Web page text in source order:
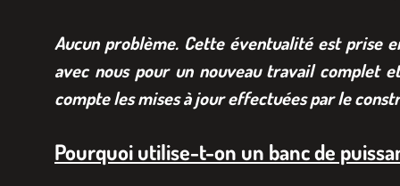
Aucun problème. Cette éventualité est prise
avec nous pour un nouveau travail complet
compte les mises à jour effectuées par le
Pourquoi utilise-t-on un banc de